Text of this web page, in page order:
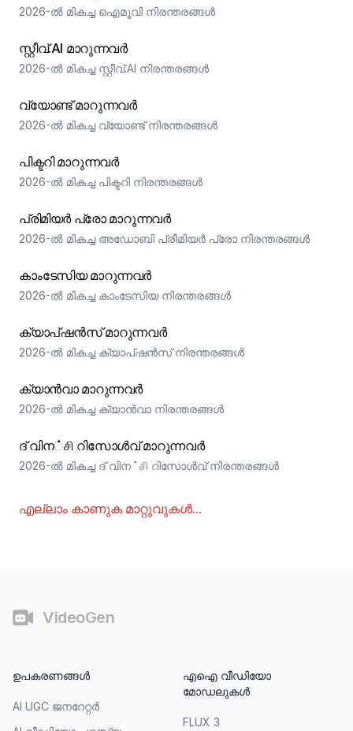
2026-ൽ മികച്ച ഐമൂവി നിരന്തരങ്ങൾ
സ്റ്റീവ്.AI മാറുന്നവർ
2026-ൽ മികച്ച സ്റ്റീവ്.AI നിരന്തരങ്ങൾ
വ്യോണ്ട് മാറുന്നവർ
2026-ൽ മികച്ച വ്യോണ്ട് നിരന്തരങ്ങൾ
പിക്ടറി മാറുന്നവർ
2026-ൽ മികച്ച പിക്ടറി നിരന്തരങ്ങൾ
പ്രിമിയർ പ്രോ മാറുന്നവർ
2026-ൽ മികച്ച അഡോബി പ്രീമിയർ പ്രോ നിരന്തരങ്ങൾ
കാംടേസിയ മാറുന്നവർ
2026-ൽ മികച്ച കാംടേസിയ നിരന്തരങ്ങൾ
ക്യാപ്ഷൻസ് മാറുന്നവർ
2026-ൽ മികച്ച ക്യാപ്ഷൻസ് നിരന്തരങ്ങൾ
ക്യാൻവാ മാറുന്നവർ
2026-ൽ മികച്ച ക്യാൻവാ നിരന്തരങ്ങൾ
ദ് വിന்சி റിസോൾവ് മാറുന്നവർ
2026-ൽ മികച്ച ദ് വിന்சி റിസോൾവ് നിരന്തരങ്ങൾ
എല്ലാം കാണുക മാറ്റുവുകൾ...
VideoGen
ഉപകരണങ്ങൾ
AI UGC ജനറേറ്റർ
എഐ വീഡിയോ
മോഡലുകൾ
FLUX 3